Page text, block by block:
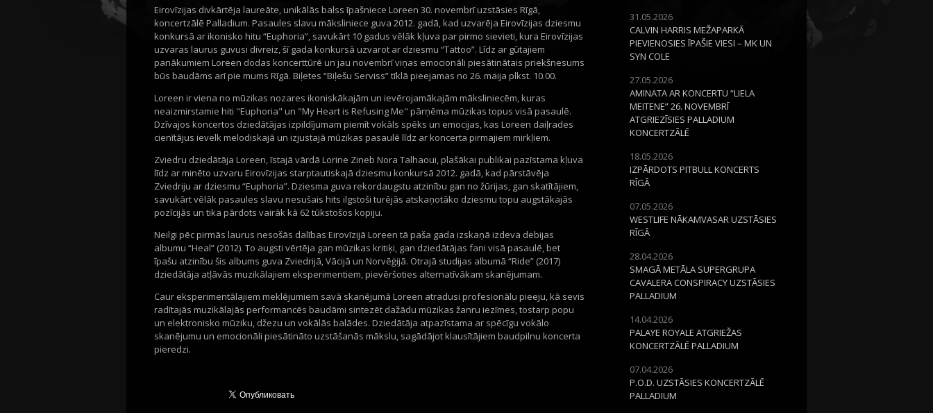
Eirovīzijas divkārtēja laureāte, unikālās balss īpašniece Loreen 30. novembrī uzstāsies Rīgā,
koncertzālē Palladium. Pasaules slavu māksliniece guva 2012. gadā, kad uzvarēja Eirovīzijas dziesmu
konkursā ar ikonisko hitu “Euphoria”, savukārt 10 gadus vēlāk kļuva par pirmo sievieti, kura Eirovīzijas
uzvaras laurus guvusi divreiz, šī gada konkursā uzvarot ar dziesmu “Tattoo”. Līdz ar gūtajiem
panākumiem Loreen dodas koncerttūrē un jau novembrī viņas emocionāli piesātinātais priekšnesums
būs baudāms arī pie mums Rīgā. Biļetes “Biļešu Serviss” tīklā pieejamas no 26. maija plkst. 10.00.
Loreen ir viena no mūzikas nozares ikoniskākajām un ievērojamākajām māksliniecēm, kuras
neaizmirstamie hiti "Euphoria" un "My Heart is Refusing Me" pārņēma mūzikas topus visā pasaulē.
Dzīvajos koncertos dziedātājas izpildījumam piemīt vokāls spēks un emocijas, kas Loreen daiļrades
cienītājus ievelk melodiskajā un izjustajā mūzikas pasaulē līdz ar koncerta pirmajiem mirkļiem.
Zviedru dziedātāja Loreen, īstajā vārdā Lorine Zineb Nora Talhaoui, plašākai publikai pazīstama kļuva
līdz ar minēto uzvaru Eirovīzijas starptautiskajā dziesmu konkursā 2012. gadā, kad pārstāvēja
Zviedriju ar dziesmu “Euphoria”. Dziesma guva rekordaugstu atzinību gan no žūrijas, gan skatītājiem,
savukārt vēlāk pasaules slavu nesušais hits ilgstoši turējās atskaņotāko dziesmu topu augstākajās
pozīcijās un tika pārdots vairāk kā 62 tūkstošos kopiju.
Neilgi pēc pirmās laurus nesošās dalības Eirovīzijā Loreen tā paša gada izskaņā izdeva debijas
albumu “Heal” (2012). To augsti vērtēja gan mūzikas kritiķi, gan dziedātājas fani visā pasaulē, bet
īpašu atzinību šis albums guva Zviedrijā, Vācijā un Norvēģijā. Otrajā studijas albumā “Ride” (2017)
dziedātāja atļāvās muzikālajiem eksperimentiem, pievēršoties alternatīvākam skanējumam.
Caur eksperimentālajiem meklējumiem savā skanējumā Loreen atradusi profesionālu pieeju, kā sevis
radītajās muzikālajās performancēs baudāmi sintezēt dažādu mūzikas žanru iezīmes, tostarp popu
un elektronisko mūziku, džezu un vokālās balādes. Dziedātāja atpazīstama ar spēcīgu vokālo
skanējumu un emocionāli piesātināto uzstāšanās mākslu, sagādājot klausītājiem baudpilnu koncerta
pieredzi.
31.05.2026
CALVIN HARRIS MEŽAPARKĀ
PIEVIENOSIES ĪPAŠIE VIESI – MK UN
SYN COLE
27.05.2026
AMINATA AR KONCERTU “LIELA
MEITENE” 26. NOVEMBRĪ
ATGRIEZĪSIES PALLADIUM
KONCERTZĀLĒ
18.05.2026
IZPĀRDOTS PITBULL KONCERTS
RĪGĀ
07.05.2026
WESTLIFE NĀKAMVASAR UZSTĀSIES
RĪGĀ
28.04.2026
SMAGĀ METĀLA SUPERGRUPA
CAVALERA CONSPIRACY UZSTĀSIES
PALLADIUM
14.04.2026
PALAYE ROYALE ATGRIEŽAS
KONCERTZĀLĒ PALLADIUM
07.04.2026
P.O.D. UZSTĀSIES KONCERTZĀLĒ
PALLADIUM